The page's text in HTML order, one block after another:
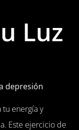
Luz
depresión
energía y
Este ejercicio de